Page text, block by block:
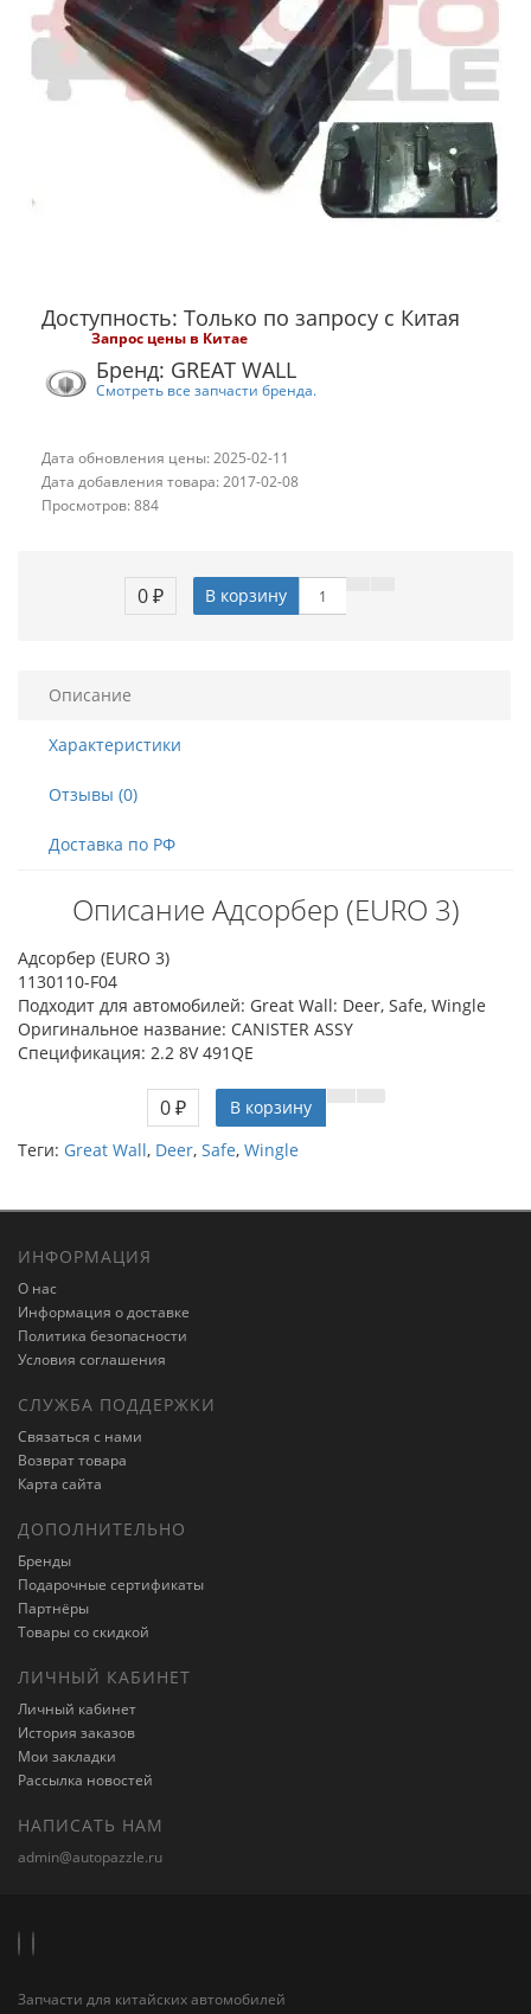
Доступность: Только по запросу с Китая
Запрос цены в Китае
Бренд: GREAT WALL
Смотреть все запчасти бренда.
Дата обновления цены: 2025-02-11
Дата добавления товара: 2017-02-08
Просмотров: 884
0 ₽ В корзину
Описание
Характеристики
Отзывы (0)
Доставка по РФ
Описание Адсорбер (EURO 3)
Адсорбер (EURO 3)
1130110-F04
Подходит для автомобилей: Great Wall: Deer, Safe, Wingle
Оригинальное название: CANISTER ASSY
Спецификация: 2.2 8V 491QE
0 ₽
В корзину
Теги: Great Wall, Deer, Safe, Wingle
ИНФОРМАЦИЯ
О нас
Информация о доставке
Политика безопасности
Условия соглашения
СЛУЖБА ПОДДЕРЖКИ
Связаться с нами
Возврат товара
Карта сайта
ДОПОЛНИТЕЛЬНО
Бренды
Подарочные сертификаты
Партнёры
Товары со скидкой
ЛИЧНЫЙ КАБИНЕТ
Личный кабинет
История заказов
Мои закладки
Рассылка новостей
НАПИСАТЬ НАМ
admin@autopazzle.ru
Запчасти для китайских автомобилей